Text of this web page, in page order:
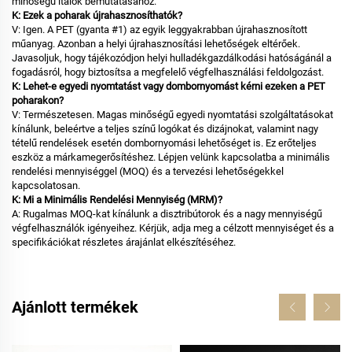
K: Ezek a poharak újrahasznosíthatók?
V: Igen. A PET (gyanta #1) az egyik leggyakrabban újrahasznosított
műanyag. Azonban a helyi újrahasznosítási lehetőségek eltérőek.
Javasoljuk, hogy tájékozódjon helyi hulladékgazdálkodási hatóságánál a
fogadásról, hogy biztosítsa a megfelelő végfelhasználási feldolgozást.
K: Lehet-e egyedi nyomtatást vagy dombornyomást kérni ezeken a PET
poharakon?
V: Természetesen. Magas minőségű egyedi nyomtatási szolgáltatásokat
kínálunk, beleértve a teljes színű logókat és dizájnokat, valamint nagy
tételű rendelések esetén dombornyomási lehetőséget is. Ez erőteljes
eszköz a márkamegerősítéshez. Lépjen velünk kapcsolatba a minimális
rendelési mennyiséggel (MOQ) és a tervezési lehetőségekkel
kapcsolatosan.
K: Mi a Minimális Rendelési Mennyiség (MRM)?
A: Rugalmas MOQ-kat kínálunk a disztribútorok és a nagy mennyiségű
végfelhasználók igényeihez. Kérjük, adja meg a célzott mennyiséget és a
specifikációkat részletes árajánlat elkészítéséhez.
Ajánlott termékek